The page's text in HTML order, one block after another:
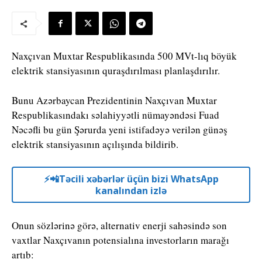
Naxçıvan Muxtar Respublikasında 500 MVt-lıq böyük
elektrik stansiyasının quraşdırılması planlaşdırılır.
Bunu Azərbaycan Prezidentinin Naxçıvan Muxtar
Respublikasındakı səlahiyyətli nümayəndəsi Fuad
Nəcəfli bu gün Şərurda yeni istifadəyə verilən günəş
elektrik stansiyasının açılışında bildirib.
⚡️📲Təcili xəbərlər üçün bizi WhatsApp
kanalından izlə
Onun sözlərinə görə, alternativ enerji sahəsində son
vaxtlar Naxçıvanın potensialına investorların marağı
artıb: